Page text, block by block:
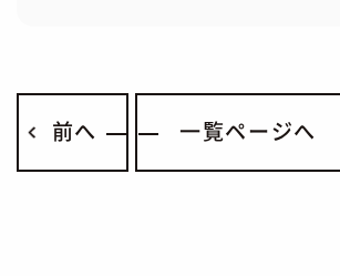
前へ 一覧ページへ